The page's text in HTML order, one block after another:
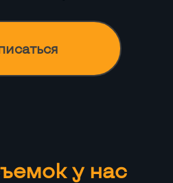
у нас